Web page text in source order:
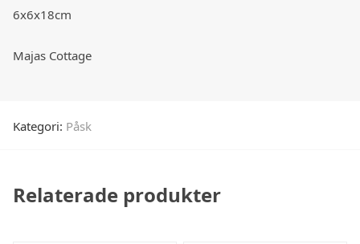
6x6x18cm
Majas Cottage
Kategori: Påsk
Relaterade produkter